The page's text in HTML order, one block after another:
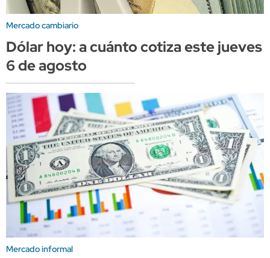
Mercado cambiario
Dólar hoy: a cuánto cotiza este jueves
6 de agosto
Mercado informal